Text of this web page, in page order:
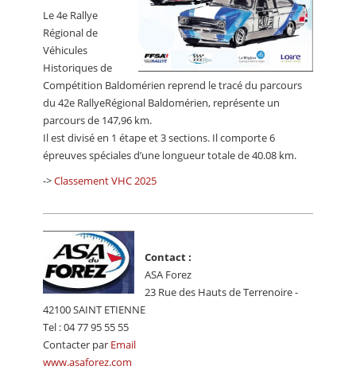
Le 4e Rallye
Régional de
Véhicules
Historiques de
Compétition Baldomérien reprend le tracé du parcours
du 42e RallyeRégional Baldomérien, représente un
parcours de 147,96 km.
Il est divisé en 1 étape et 3 sections. Il comporte 6
épreuves spéciales d’une longueur totale de 40.08 km.
->Classement VHC 2025
Contact :
ASA Forez
23 Rue des Hauts de Terrenoire -
42100 SAINT ETIENNE
Tel : 04 77 95 55 55
Contacter par Email
www.asaforez.com